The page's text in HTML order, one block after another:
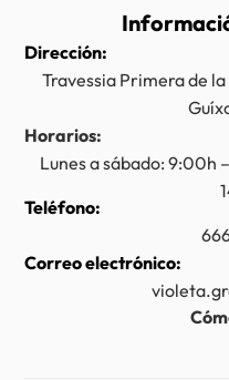
Dirección:
Travessia Primera de
Horarios:
Lunes a sábado:
Teléfono:
Correo electrónico: